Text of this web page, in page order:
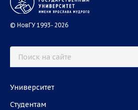
© НовГУ 1993- 2026
Университет
Студентам